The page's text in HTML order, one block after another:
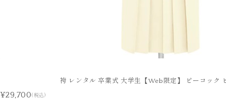
袴 レンタル 卒業式 大学生【Web限定】 ピーコック
¥29,700(税込)